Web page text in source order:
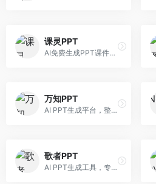
课灵PPT
AI免费生成PPT课件平台，专注于教育场景。面向教师和教育工作者，提供课件生成、教学设计、模板选择等服务，教育适配性强。
万知PPT
AI PPT生成平台，整合知识库与创作功能。面向职场人士，支持内容检索、PPT生成、设计优化等服务，知识整合能力强。
歌者PPT
AI PPT生成工具，专注于演示文稿智能创作。面向职场人士，支持主题输入、内容生成、设计美化等功能，PPT制作效率高。